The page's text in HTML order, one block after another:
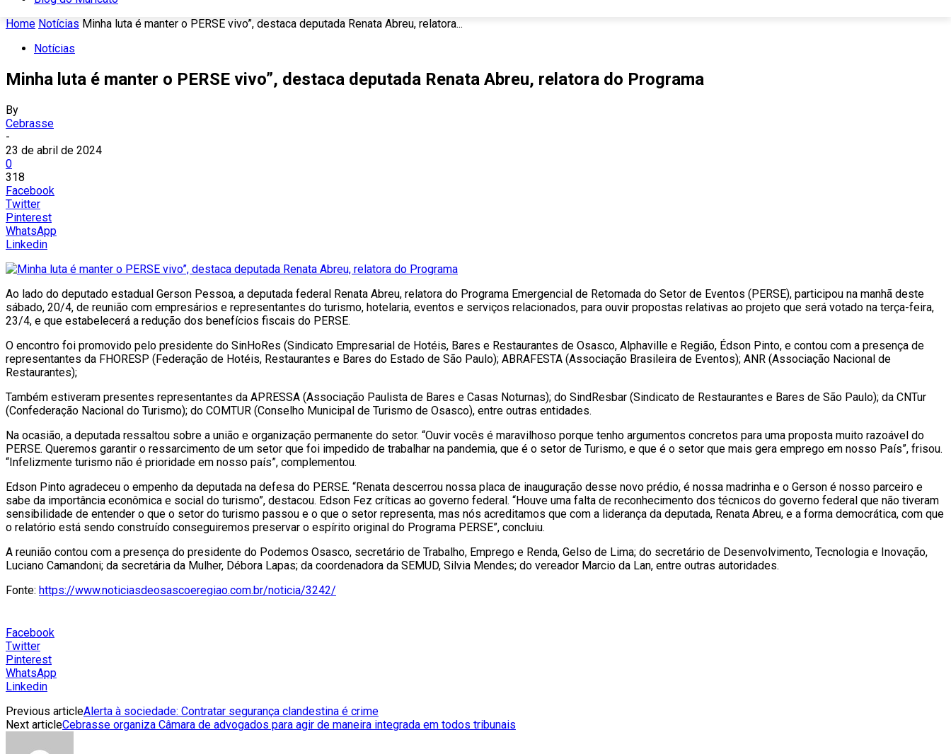
Home Notícias Minha luta é manter o PERSE vivo”, destaca deputada Renata Abreu, relatora...
Notícias
Minha luta é manter o PERSE vivo”, destaca deputada Renata Abreu, relatora do Programa
By
Cebrasse
-
23 de abril de 2024
0
318
Facebook
Twitter
Pinterest
WhatsApp
Linkedin
Ao lado do deputado estadual Gerson Pessoa, a deputada federal Renata Abreu, relatora do Programa Emergencial de Retomada do Setor de Eventos (PERSE), participou na manhã deste
sábado, 20/4, de reunião com empresários e representantes do turismo, hotelaria, eventos e serviços relacionados, para ouvir propostas relativas ao projeto que será votado na terça-feira,
23/4, e que estabelecerá a redução dos benefícios fiscais do PERSE.
O encontro foi promovido pelo presidente do SinHoRes (Sindicato Empresarial de Hotéis, Bares e Restaurantes de Osasco, Alphaville e Região, Édson Pinto, e contou com a presença de
representantes da FHORESP (Federação de Hotéis, Restaurantes e Bares do Estado de São Paulo); ABRAFESTA (Associação Brasileira de Eventos); ANR (Associação Nacional de
Restaurantes);
Também estiveram presentes representantes da APRESSA (Associação Paulista de Bares e Casas Noturnas); do SindResbar (Sindicato de Restaurantes e Bares de São Paulo); da CNTur
(Confederação Nacional do Turismo); do COMTUR (Conselho Municipal de Turismo de Osasco), entre outras entidades.
Na ocasião, a deputada ressaltou sobre a união e organização permanente do setor. “Ouvir vocês é maravilhoso porque tenho argumentos concretos para uma proposta muito razoável do
PERSE. Queremos garantir o ressarcimento de um setor que foi impedido de trabalhar na pandemia, que é o setor de Turismo, e que é o setor que mais gera emprego em nosso País”, frisou.
“Infelizmente turismo não é prioridade em nosso país”, complementou.
Edson Pinto agradeceu o empenho da deputada na defesa do PERSE. “Renata descerrou nossa placa de inauguração desse novo prédio, é nossa madrinha e o Gerson é nosso parceiro e
sabe da importância econômica e social do turismo”, destacou. Edson Fez críticas ao governo federal. “Houve uma falta de reconhecimento dos técnicos do governo federal que não tiveram
sensibilidade de entender o que o setor do turismo passou e o que o setor representa, mas nós acreditamos que com a liderança da deputada, Renata Abreu, e a forma democrática, com que
o relatório está sendo construído conseguiremos preservar o espírito original do Programa PERSE”, concluiu.
A reunião contou com a presença do presidente do Podemos Osasco, secretário de Trabalho, Emprego e Renda, Gelso de Lima; do secretário de Desenvolvimento, Tecnologia e Inovação,
Luciano Camandoni; da secretária da Mulher, Débora Lapas; da coordenadora da SEMUD, Silvia Mendes; do vereador Marcio da Lan, entre outras autoridades.
Fonte: https://www.noticiasdeosascoeregiao.com.br/noticia/3242/
Facebook
Twitter
Pinterest
WhatsApp
Linkedin
Previous articleAlerta à sociedade: Contratar segurança clandestina é crime
Next articleCebrasse organiza Câmara de advogados para agir de maneira integrada em todos tribunais